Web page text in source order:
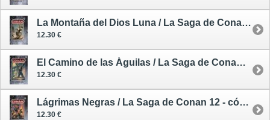
La Montaña del Dios Luna / La Saga de Conan 10 - cómic
12.30 €
El Camino de las Águilas / La Saga de Conan 11 - cómic
12.30 €
Lágrimas Negras / La Saga de Conan 12 - cómic
12.30 €